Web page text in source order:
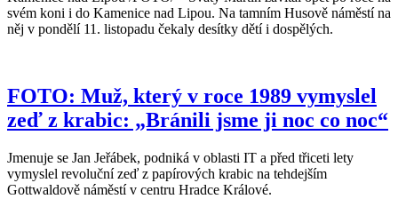
svém koni i do Kamenice nad Lipou. Na tamním Husově náměstí na
něj v pondělí 11. listopadu čekaly desítky dětí i dospělých.
FOTO: Muž, který v roce 1989 vymyslel
zeď z krabic: „Bránili jsme ji noc co noc“
Jmenuje se Jan Jeřábek, podniká v oblasti IT a před třiceti lety
vymyslel revoluční zeď z papírových krabic na tehdejším
Gottwaldově náměstí v centru Hradce Králové.